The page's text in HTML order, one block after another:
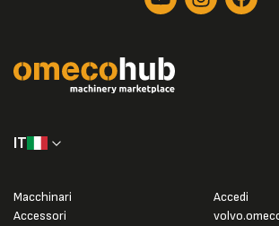
IT
Macchinari
Accessori
Accedi